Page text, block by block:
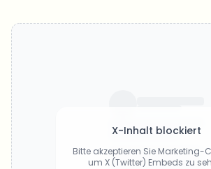
X-Inhalt blockiert
Bitte akzeptieren Sie Marketing-
um X (Twitter) Embeds zu